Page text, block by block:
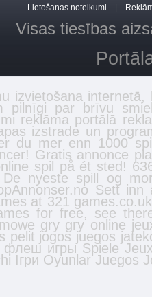
Lietošanas noteikumi
Visas tiesības
izvietošana
pilnīgi par brīvu
reklāma portālā
izstrade un
du mer enn 1000
! Gratis annonce
spil på ét sted!
De nyeste spill og
Sett
at 321
for free, see
gry gry online
pelit jogos juegos
флеш игры Spiele
Ігри Oyunlar Juegos